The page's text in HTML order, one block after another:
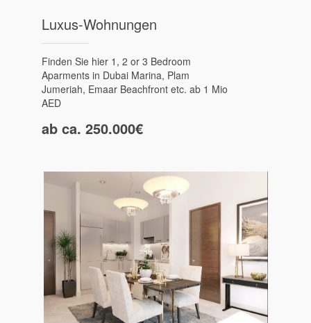
Luxus-Wohnungen
Finden Sie hier 1, 2 or 3 Bedroom
Aparments in Dubai Marina, Plam
Jumeriah, Emaar Beachfront etc. ab 1 Mio
AED
ab ca. 250.000€